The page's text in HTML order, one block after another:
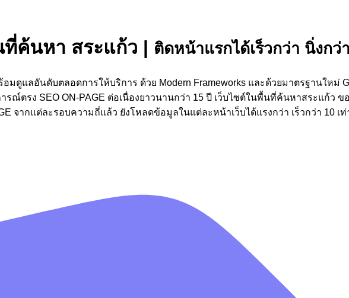
ค้นหา สระแก้ว | ติดหน้าแรกได้เร็วกว่า นิ่งกว่
แลอันดับตลอดการให้บริการ ด้วย Modern Frameworks และด้วยมาตรฐานใหม่
รณ์ตรง SEO ON-PAGE ต่อเนื่องยาวนานกว่า 15 ปี เว็บไซต์ในพื้นที่ค้นหาสระแก้ว
จากแต่ละรอบความถี่แล้ว ยังโหลดข้อมูลในแต่ละหน้าเว็บได้แรงกว่า เร็วกว่า 10 เท่